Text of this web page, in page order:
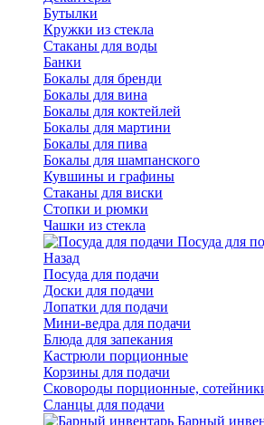
Бутылки
Кружки из стекла
Стаканы для воды
Банки
Бокалы для бренди
Бокалы для вина
Бокалы для коктейлей
Бокалы для мартини
Бокалы для пива
Бокалы для шампанского
Кувшины и графины
Стаканы для виски
Стопки и рюмки
Чашки из стекла
Посуда для
Назад
Посуда для подачи
Доски для подачи
Лопатки для подачи
Мини-ведра для подачи
Блюда для запекания
Кастрюли порционные
Корзины для подачи
Сковороды порционные,
Сланцы для подачи
Барный